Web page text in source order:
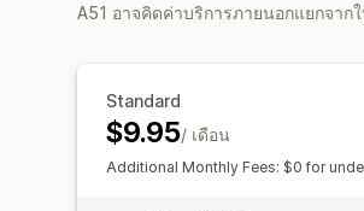
A51 อาจคิดค่าบริการภายนอกแยกจาก
Standard
$9.95/ เดือน
Additional Monthly Fees: $0 for